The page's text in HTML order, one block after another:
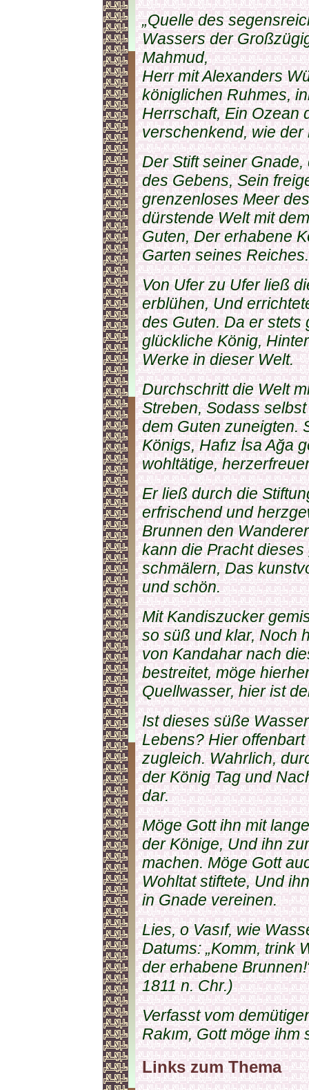
„Quelle des
Wassers der
Mahmud,
Herr mit Alexanders
königlichen Ruhmes,
Herrschaft, Ein Ozean
verschenkend, wie
Der Stift seiner
des Gebens, Sein
grenzenloses Meer
dürstende Welt mit
Guten, Der erhabene
Garten seines Reiches.
Von Ufer zu Ufer ließ
erblühen, Und
des Guten. Da er stets
glückliche König,
Werke in dieser Welt.
Durchschritt die Welt
Streben, Sodass
dem Guten zuneigten.
Königs, Hafız İsa Ağa
wohltätige,
Er ließ durch die
erfrischend und
Brunnen den
kann die Pracht
schmälern, Das
und schön.
Mit Kandiszucker
so süß und klar, Noch
von Kandahar nach
bestreitet, möge
Quellwasser, hier ist
Ist dieses süße
Lebens? Hier
zugleich. Wahrlich,
der König Tag und
dar.
Möge Gott ihn mit
der Könige, Und ihn
machen. Möge Gott
Wohltat stiftete, Und
in Gnade vereinen.
Lies, o Vasıf, wie
Datums: „Komm, trink
der erhabene
1811 n. Chr.)
Verfasst vom
Rakım, Gott möge ihm
Links zum Thema